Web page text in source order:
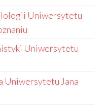
Uniwersytetu
Uniwersytetu
Uniwersytetu Jana